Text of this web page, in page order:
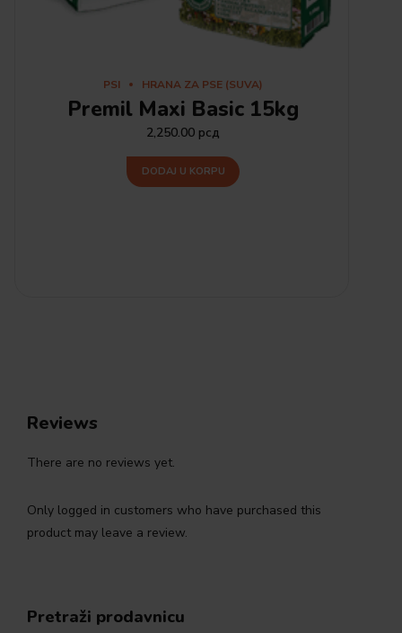
PSI HRANA ZA PSE (SUVA)
Premil Maxi Basic 15kg
2,250.00 рсд
DODAJ U KORPU
Reviews
There are no reviews yet.
Only logged in customers who have purchased this
product may leave a review.
Pretraži prodavnicu